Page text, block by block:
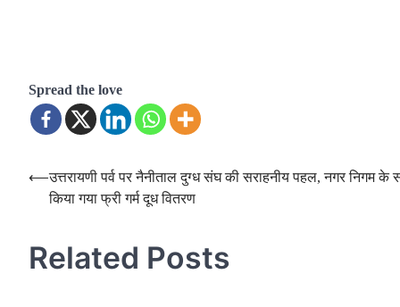
Spread the love
Post
navigation
⟵उत्तरायणी पर्व पर नैनीताल दुग्ध संघ की सराहनीय पहल, नगर निगम के
किया गया फ्री गर्म दूध वितरण
Related Posts